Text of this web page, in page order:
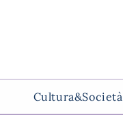
Cultura&Società